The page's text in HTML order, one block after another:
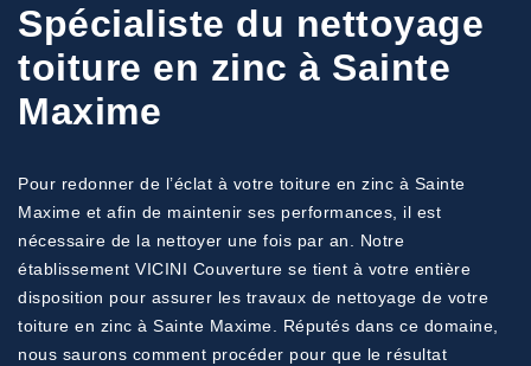
Spécialiste du nettoyage
toiture en zinc à Sainte
Maxime
Pour redonner de l’éclat à votre toiture en zinc à Sainte
Maxime et afin de maintenir ses performances, il est
nécessaire de la nettoyer une fois par an. Notre
établissement VICINI Couverture se tient à votre entière
disposition pour assurer les travaux de nettoyage de votre
toiture en zinc à Sainte Maxime. Réputés dans ce domaine,
nous saurons comment procéder pour que le résultat